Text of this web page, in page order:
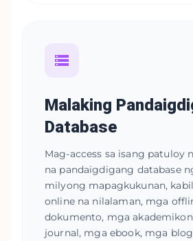
Malaking
Database
Mag-access sa isang patuloy
na pandaigdigang database
milyong mapagkukunan,
online na nilalaman, mga
dokumento, mga
journal, mga ebook, mga